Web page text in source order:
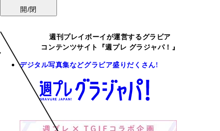
開/閉
週刊プレイボーイが運営するグラビア
コンテンツサイト『週プレ グラジャパ！』
デジタル写真集などグラビア盛りだくさん!